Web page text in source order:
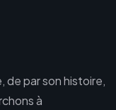
de par son histoire,
à